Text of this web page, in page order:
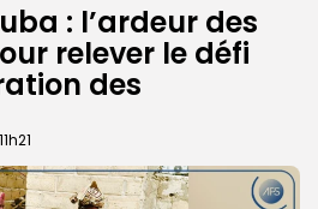
: l’ardeur des
relever le défi
des